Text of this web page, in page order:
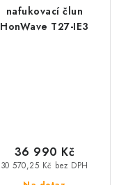
nafukovací člun
HonWave T27-IE3
30 570,25 Kč bez DPH
36 990 Kč